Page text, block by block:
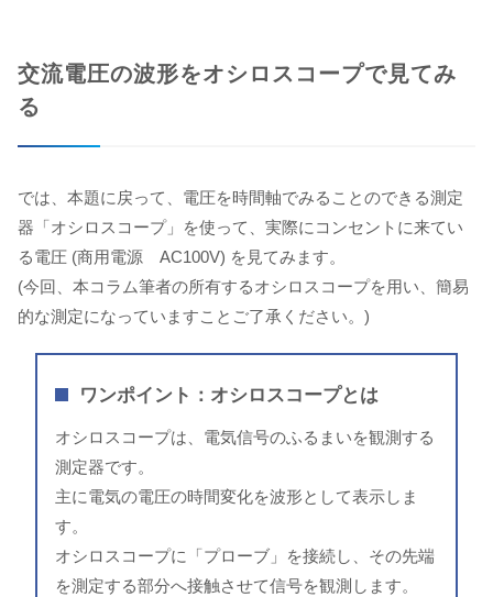
交流電圧の波形をオシロスコープで見てみ
る
では、本題に戻って、電圧を時間軸でみることのできる測定
器「オシロスコープ」を使って、実際にコンセントに来てい
る電圧 (商用電源 AC100V) を見てみます。
(今回、本コラム筆者の所有するオシロスコープを用い、簡易
的な測定になっていますことご了承ください。)
ワンポイント：オシロスコープとは
オシロスコープは、電気信号のふるまいを観測する
測定器です。
主に電気の電圧の時間変化を波形として表示しま
す。
オシロスコープに「プローブ」を接続し、その先端
を測定する部分へ接触させて信号を観測します。